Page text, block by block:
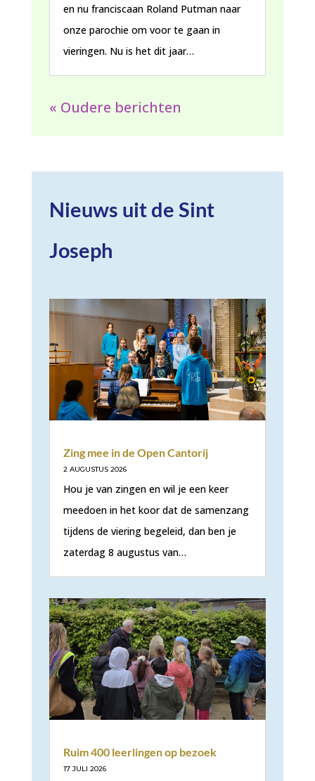
en nu franciscaan Roland Putman naar
onze parochie om voor te gaan in
vieringen. Nu is het dit jaar…
« Oudere berichten
Nieuws uit de Sint
Joseph
Zing mee in de Open Cantorij
2 AUGUSTUS 2026
Hou je van zingen en wil je een keer
meedoen in het koor dat de samenzang
tijdens de viering begeleid, dan ben je
zaterdag 8 augustus van…
Ruim 400 leerlingen op bezoek
17 JULI 2026